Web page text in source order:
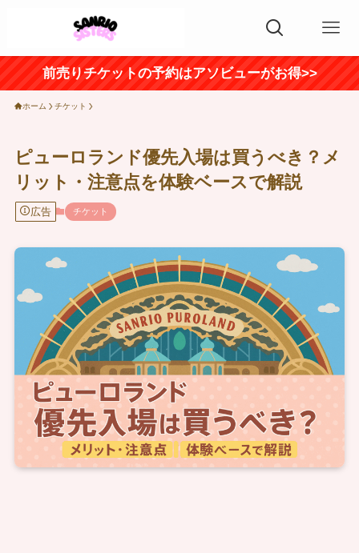
前売りチケットの予約はアソビューがお得>>
ホーム チケット
ピューロランド優先入場は買うべき？メ
リット・注意点を体験ベースで解説
広告 チケット